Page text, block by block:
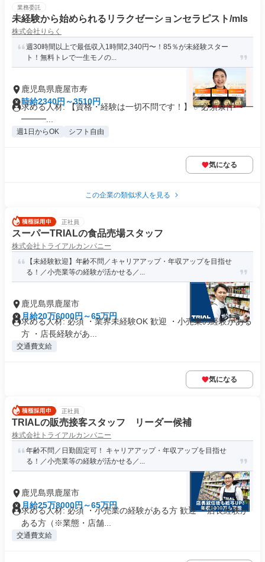
業務委託
未経験から始められるリラクゼーションセラピスト/mls
株式会社りらく
週30時間以上で最低収入1時間2,340円〜！85％が未経験スター
ト！無料トレで一生モノの...
鹿児島県鹿屋市寿
時給2340円～3510円
求める人材: 【資格・経験は一切不問です！】 ✅必須条件 ━━
━━━...
週1日からOK シフト自由
気になる
この企業の類似求人を見る
正社員
スーパーTRIALの食品売場スタッフ
株式会社トライアルカンパニー
【未経験歓迎】年齢不問／キャリアアップ・年収アップを目指せ
る！／小売業等の経験が活かせる／...
鹿児島県鹿屋市
月給20万6000円～65万円
求める人材: 必須 ・業界未経験OK 歓迎 ・小売業の経験がある
方 ・店長経験があ...
交通費支給
気になる
正社員
TRIALの販売接客スタッフ リーダー候補
株式会社トライアルカンパニー
年齢不問／日勤固定可！ キャリアアップ・年収アップを目指せ
る！／小売業等の経験が活かせる／...
鹿児島県鹿屋市
月給25万8000円～65万円
求める人材: 必須 ・小売業の経験がある方 歓迎 ・店長経験が
ある方（※業態・店舗...
交通費支給